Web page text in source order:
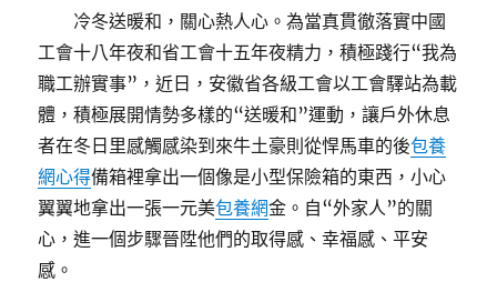
冷冬送暖和，關心熱人心。為當真貫徹落實中國
工會十八年夜和省工會十五年夜精力，積極踐行“我為
職工辦實事”，近日，安徽省各級工會以工會驛站為載
體，積極展開情勢多樣的“送暖和”運動，讓戶外休息
者在冬日里感觸感染到來牛土豪則從悍馬車的後包養
網心得備箱裡拿出一個像是小型保險箱的東西，小心
翼翼地拿出一張一元美包養網金。自“外家人”的關
心，進一個步驟晉陞他們的取得感、幸福感、平安
感。